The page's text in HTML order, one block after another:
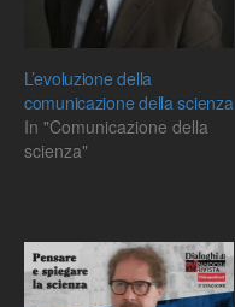
L’evoluzione della
comunicazione della scienza
In "Comunicazione della
scienza"